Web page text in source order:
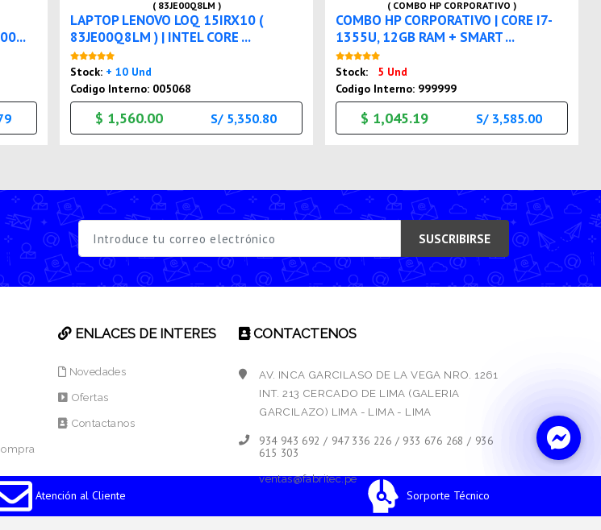
( 83JE00Q8LM )
LAPTOP LENOVO LOQ 15IRX10 (
83JE00Q8LM ) | INTEL CORE ...
Stock: + 10 Und
Codigo Interno: 005068
$ 1,560.00 S/ 5,350.80
( COMBO HP CORPORATIVO )
COMBO HP CORPORATIVO | CORE I7-
1355U, 12GB RAM + SMART ...
Stock:
5 Und
Codigo Interno: 999999
$ 1,045.19 S/ 3,585.00
SUSCRIBIRSE
Atención al Cliente Sorporte Técnico
ENLACES DE INTERES
Novedades
Ofertas
Contactanos
CONTACTENOS
AV. INCA GARCILASO DE LA VEGA NRO. 1261
INT. 213 CERCADO DE LIMA (GALERIA
GARCILAZO) LIMA - LIMA - LIMA
934 943 692 / 947 336 226 / 933 676 268 / 936
615 303
ventas@fabritec.pe